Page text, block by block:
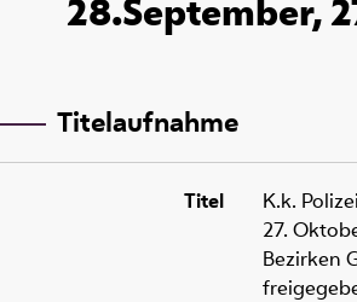
28.September,
Titelaufnahme
Titel
K.k.
27.
Bezirken